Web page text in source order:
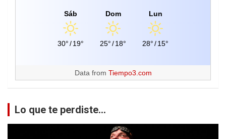
Sáb
30°/19°
Dom
25°/18°
Lun
28°/15°
Data from Tiempo3.com
Lo que te perdiste...